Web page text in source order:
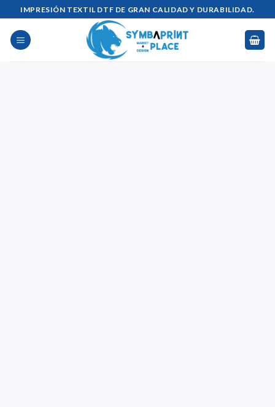
Saltar
al
contenido
IMPRESIÓN TEXTIL DTF DE GRAN CALIDAD Y DURABILIDAD.